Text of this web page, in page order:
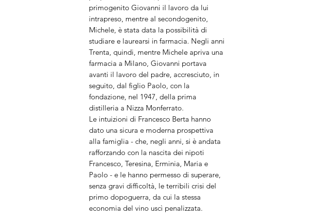
primogenito Giovanni il lavoro da lui
intrapreso, mentre al secondogenito,
Michele, è stata data la possibilità di
studiare e laurearsi in farmacia. Negli anni
Trenta, quindi, mentre Michele apriva una
farmacia a Milano, Giovanni portava
avanti il lavoro del padre, accresciuto, in
seguito, dal figlio Paolo, con la
fondazione, nel 1947, della prima
distilleria a Nizza Monferrato.
Le intuizioni di Francesco Berta hanno
dato una sicura e moderna prospettiva
alla famiglia - che, negli anni, si è andata
rafforzando con la nascita dei nipoti
Francesco, Teresina, Erminia, Maria e
Paolo - e le hanno permesso di superare,
senza gravi difficoltà, le terribili crisi del
primo dopoguerra, da cui la stessa
economia del vino uscì penalizzata.